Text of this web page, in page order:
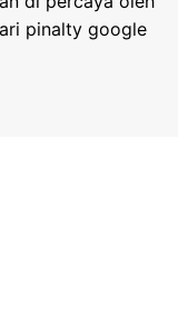
pinalty google